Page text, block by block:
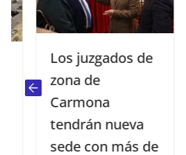
Los juzgados de
zona de
Carmona
tendrán nueva
sede con más de